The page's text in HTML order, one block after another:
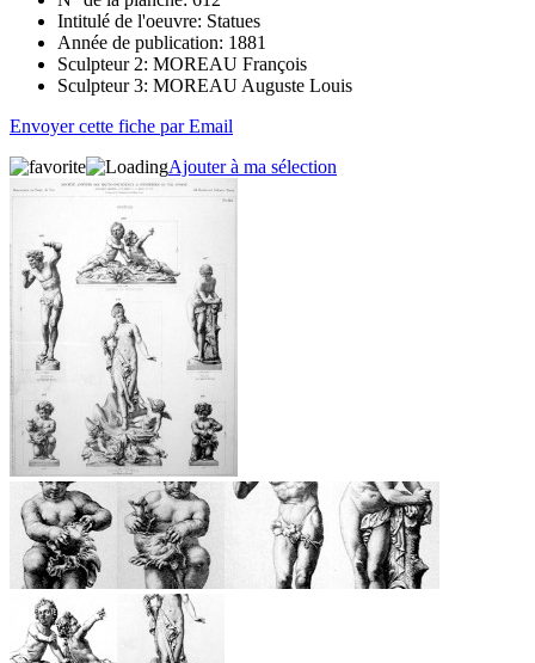
Intitulé de l'oeuvre: Statues
Année de publication: 1881
Sculpteur 2: MOREAU François
Sculpteur 3: MOREAU Auguste Louis
Envoyer cette fiche par Email
Ajouter à ma sélection